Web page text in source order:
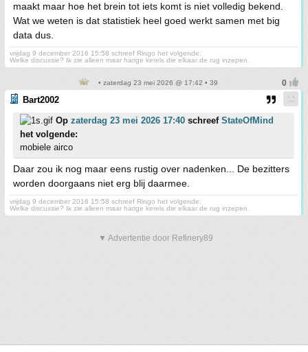
maakt maar hoe het brein tot iets komt is niet volledig bekend.
Wat we weten is dat statistiek heel goed werkt samen met big
data dus.
vrijdag 9 december 2016 15:58 schreef Ringo het volgende:
Welke discussie? Ik zie alleen maar harige kerels die elkaar de rug inzepen.
• zaterdag 23 mei 2026 @ 17:42 • 39
Bart2002
Op zaterdag 23 mei 2026 17:40 schreef StateOfMind
het volgende:
mobiele airco
Daar zou ik nog maar eens rustig over nadenken... De bezitters
worden doorgaans niet erg blij daarmee.
vrijdag 9 december 2016 15:58 schreef Ringo het volgende:
Welke discussie? Ik zie alleen maar harige kerels die elkaar de rug inzepen.
▼ Advertentie door Refinery89